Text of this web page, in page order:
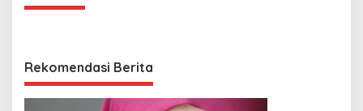
Rekomendasi Berita